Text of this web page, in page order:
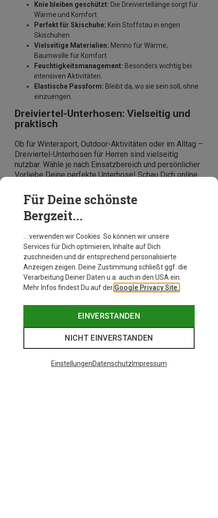
Knie bleiben geschützt: Die Dreiviertellänge sorgt für
Wärme und Komfort.
Perfekt für Skischuhe: Kein Stoffstau in engen
Skischuhen.
Vielseitige Materialien: Merino für Wärme,
Baumwolle für Komfort.
Feuchtigkeitsmanagement: Besonders wichtig bei
intensiven Aktivitäten.
Elastische Passform: Bleibt da, wo sie sein soll, ohne
einzuengen.
Dreiviertel-Unterhosen: Vielseitig und
praktisch
Ob für Wintersport, Outdoor-Aktivitäten oder im Alltag –
Dreiviertel-Unterhosen für Herren sind vielseitig
nutzbar. Wähle je nach Einsatzbereich und persönlicher
Vorliebe Deine perfekte Unterhose! Schau Dich online
Modellen von renommierten Herstellern wie
Ortovox, Icebreaker und Falke. Hier findest Du
garantiert die passende 3/4-Unterhose für Deine
Bedürfnisse!
Für Deine schönste
Bergzeit...
… verwenden wir Cookies. So können wir unsere
Services für Dich optimieren, Inhalte auf Dich
zuschneiden und dir entsprechend personalisierte
Anzeigen zeigen. Deine Zustimmung schließt ggf. die
Verarbeitung Deiner Daten u.a. auch in den USA ein.
Mehr Infos findest Du auf der Google Privacy Site.
EINVERSTANDEN
NICHT EINVERSTANDEN
EinstellungenDatenschutz Impressum